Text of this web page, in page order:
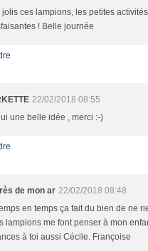
jolis ces lampions, les petites
! Belle journée
22/02/2018 08:55
une belle idée , merci :-)
de mon ar 22/02/2018 08:48
en temps ça fait du bien de ne
lampions me font penser à mon
à toi aussi Cécile. Françoise